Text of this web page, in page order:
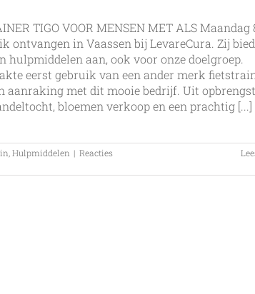
TIGO VOOR MENSEN MET ALS Maandag
ontvangen in Vaassen bij LevareCura. Zij
hulpmiddelen aan, ook voor onze doelgroep.
eerst gebruik van een ander merk
aanraking met dit mooie bedrijf. Uit
bloemen verkoop en een prachtig [...]
Hulpmiddelen | Reacties